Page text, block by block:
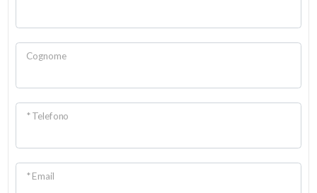
Cognome
* Telefono
* Email